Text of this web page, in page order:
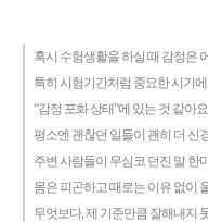
혹시 수험생활을 하실 때 감정은
특히 시험기간처럼 중요한 시기
“감정 포화 상태”에 있는 것 같아
평소엔 괜찮던 일들이 괜히 더 신
주변 사람들이 무심코 던진 말 한
몸은 피곤하고 때로는 이유 없이
무엇보다, 제 기준만큼 잘해내지